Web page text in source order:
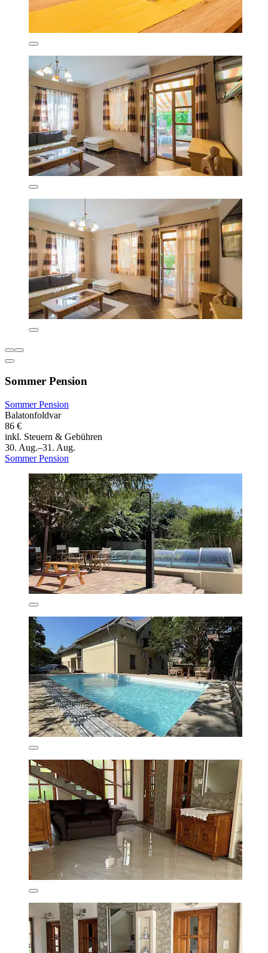
Sommer Pension
Sommer Pension
Balatonfoldvar
86 €
inkl. Steuern & Gebühren
30. Aug.–31. Aug.
Sommer Pension